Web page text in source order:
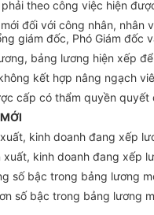
theo công việc hiện
đối với công nhân,
giám đốc, Phó Giám đốc
bảng lương hiện xếp
kết hợp nâng ngạch
cấp có thẩm quyền
kinh doanh đang xếp
kinh doanh đang xếp
số bậc trong bảng lương
số bậc trong bảng lương